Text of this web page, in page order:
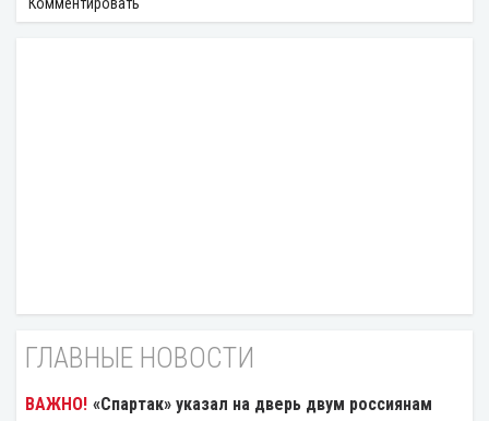
ГЛАВНЫЕ НОВОСТИ
«Спартак» указал на дверь двум россиянам